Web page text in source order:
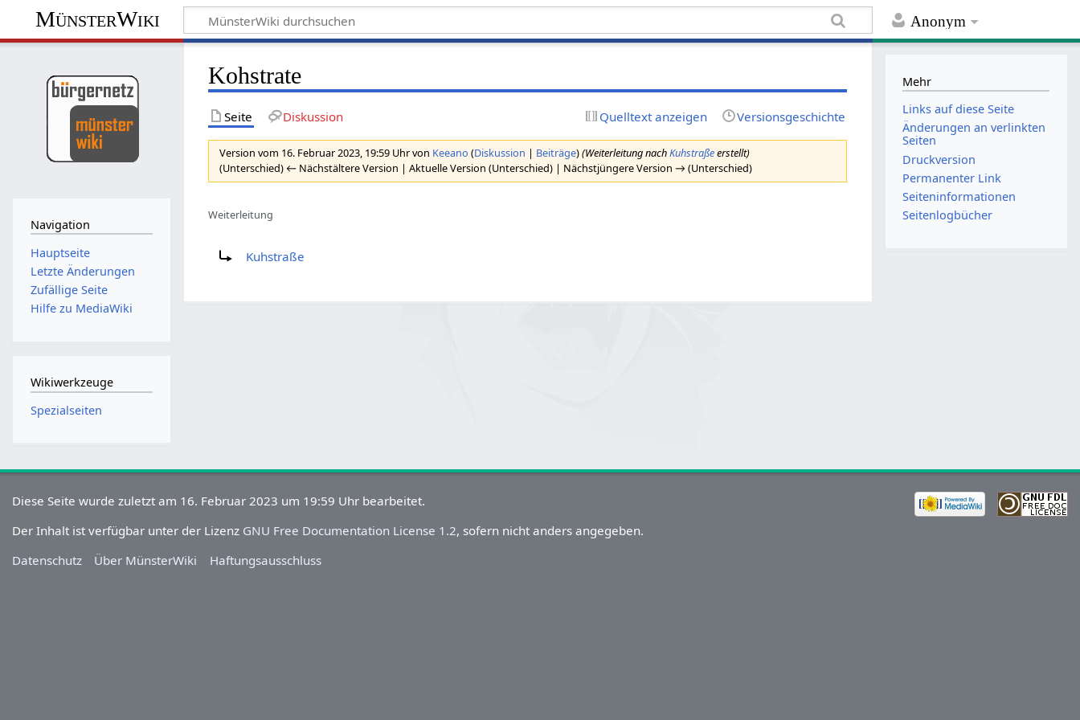
Anonym
MünsterWiki
Kohstrate
Seite Diskussion Quelltext anzeigen Versionsgeschichte
Version vom 16. Februar 2023, 19:59 Uhr von Keeano (Diskussion | Beiträge)(Weiterleitung nachKuhstraßeerstellt)
(Unterschied) ← Nächstältere Version | Aktuelle Version (Unterschied) | Nächstjüngere Version → (Unterschied)
Weiterleitung
Kuhstraße
Navigation
Hauptseite
Letzte Änderungen
Zufällige Seite
Hilfe zu MediaWiki
Wikiwerkzeuge
Spezialseiten
Mehr
Links auf diese Seite
Änderungen an verlinkten
Seiten
Druckversion
Permanenter Link
Seiten­informationen
Seitenlogbücher
Diese Seite wurde zuletzt am 16. Februar 2023 um 19:59 Uhr bearbeitet.
Der Inhalt ist verfügbar unter der Lizenz GNU Free Documentation License 1.2, sofern nicht anders angegeben.
Datenschutz
Über MünsterWiki Haftungsausschluss